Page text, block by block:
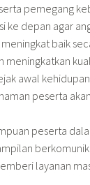
pemegang
ke depan agar
baik
meningkatkan
awal
peserta
peserta
layanan